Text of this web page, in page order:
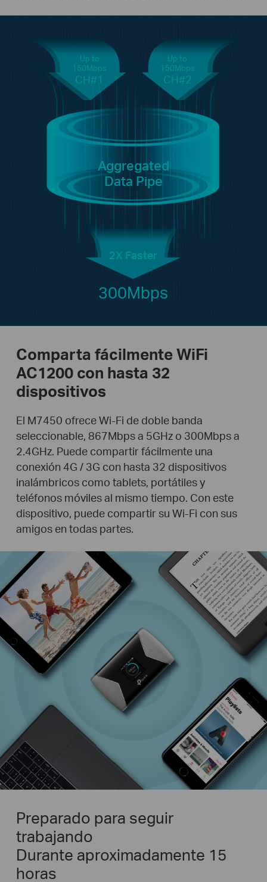
Up to
150Mbps
CH#1
Up to
150Mbps
CH#2
Aggregated
Data Pipe
2X Faster
300Mbps
Comparta fácilmente WiFi
AC1200 con hasta 32
dispositivos
El M7450 ofrece Wi-Fi de doble banda
seleccionable, 867Mbps a 5GHz o 300Mbps a
2.4GHz. Puede compartir fácilmente una
conexión 4G / 3G con hasta 32 dispositivos
inalámbricos como tablets, portátiles y
teléfonos móviles al mismo tiempo. Con este
dispositivo, puede compartir su Wi-Fi con sus
amigos en todas partes.
Preparado para seguir
trabajando
Durante aproximadamente 15
horas